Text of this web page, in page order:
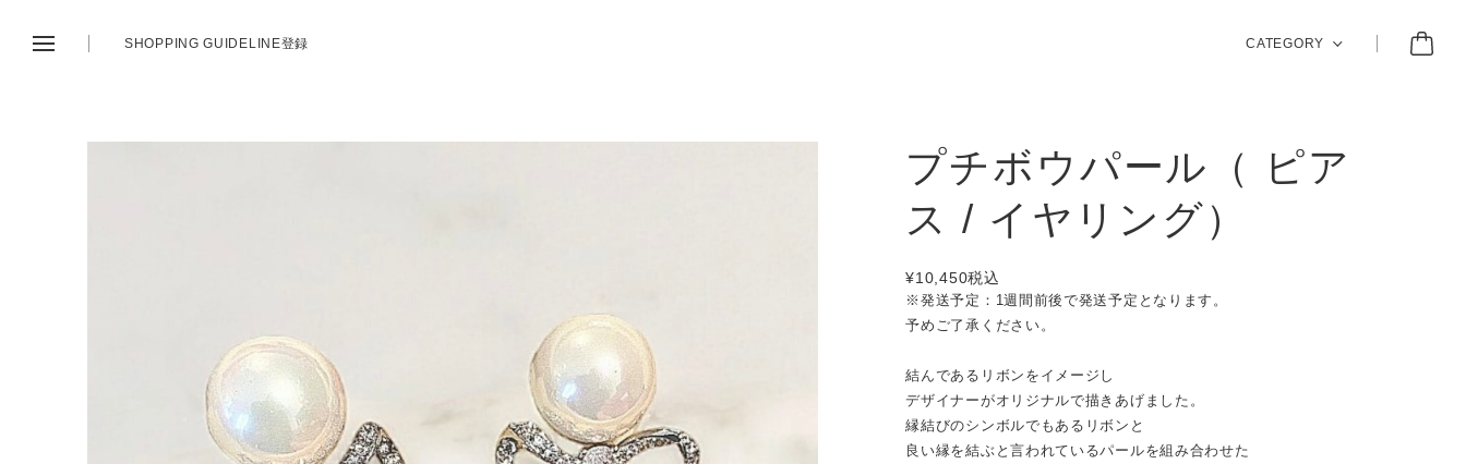
SHOPPING GUIDELINE登録 CATEGORY
プチボウパール（ ピア
ス / イヤリング）
¥10,450税込
※発送予定：1週間前後で発送予定となります。
予めご了承ください。
結んであるリボンをイメージし
デザイナーがオリジナルで描きあげました。
縁結びのシンボルでもあるリボンと
良い縁を結ぶと言われているパールを組み合わせた